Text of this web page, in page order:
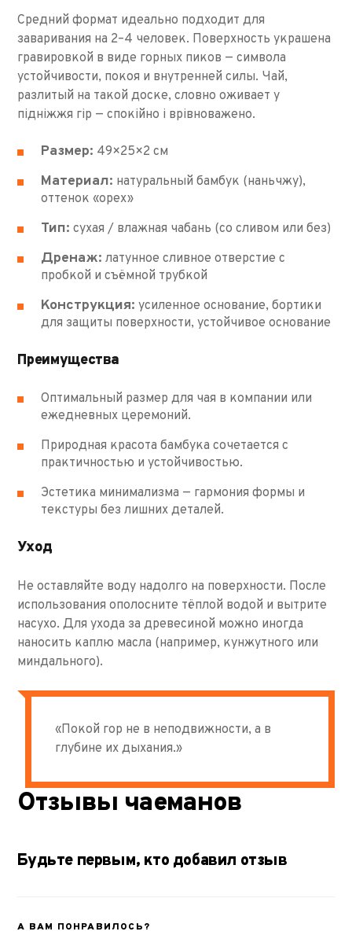
Средний формат идеально подходит для
заваривания на 2–4 человек. Поверхность украшена
гравировкой в виде горных пиков — символа
устойчивости, покоя и внутренней силы. Чай,
разлитый на такой доске, словно оживает у
підніжжя гір — спокійно і врівноважено.
Размер: 49×25×2 см
Материал: натуральный бамбук (наньчжу),
оттенок «орех»
Тип: сухая / влажная чабань (со сливом или без)
Дренаж: латунное сливное отверстие с
пробкой и съёмной трубкой
Конструкция: усиленное основание, бортики
для защиты поверхности, устойчивое основание
Преимущества
Оптимальный размер для чая в компании или
ежедневных церемоний.
Природная красота бамбука сочетается с
практичностью и устойчивостью.
Эстетика минимализма — гармония формы и
текстуры без лишних деталей.
Уход
Не оставляйте воду надолго на поверхности. После
использования ополосните тёплой водой и вытрите
насухо. Для ухода за древесиной можно иногда
наносить каплю масла (например, кунжутного или
миндального).
«Покой гор не в неподвижности, а в
глубине их дыхания.»
Отзывы чаеманов
Будьте первым, кто добавил отзыв
А ВАМ ПОНРАВИЛОСЬ?